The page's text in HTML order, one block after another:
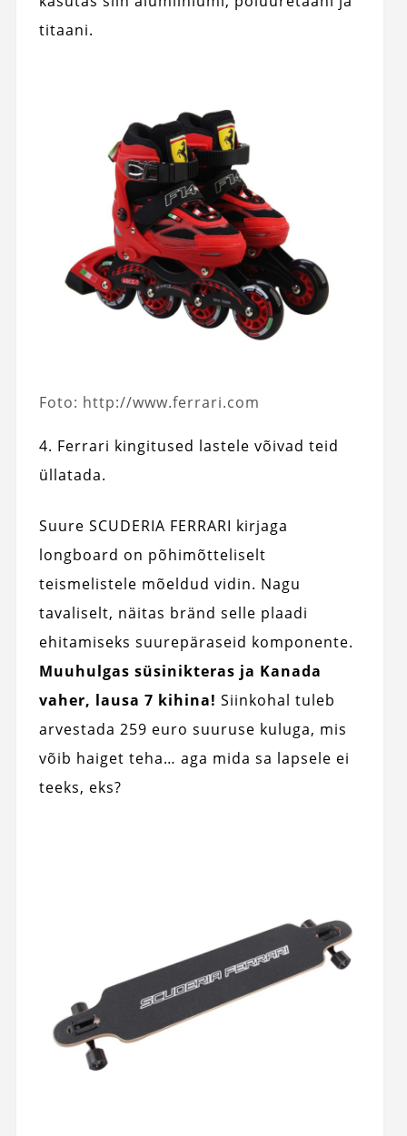
titaani.
Foto: http://www.ferrari.com
4. Ferrari kingitused lastele võivad teid
üllatada.
Suure SCUDERIA FERRARI kirjaga
longboard on põhimõtteliselt
teismelistele mõeldud vidin. Nagu
tavaliselt, näitas bränd selle plaadi
ehitamiseks suurepäraseid komponente.
Muuhulgas süsinikteras ja Kanada
vaher, lausa 7 kihina! Siinkohal tuleb
arvestada 259 euro suuruse kuluga, mis
võib haiget teha… aga mida sa lapsele ei
teeks, eks?